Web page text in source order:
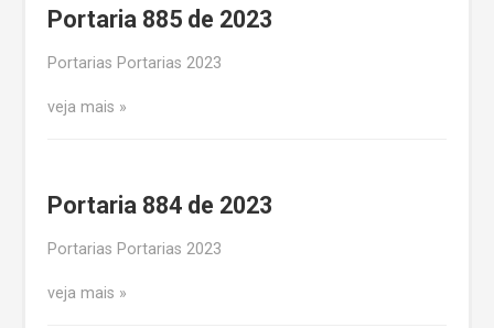
Portaria 885 de 2023
Portarias Portarias 2023
veja mais
Portaria 884 de 2023
Portarias Portarias 2023
veja mais